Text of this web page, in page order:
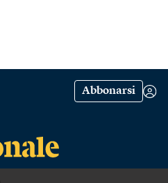
Abbonarsi